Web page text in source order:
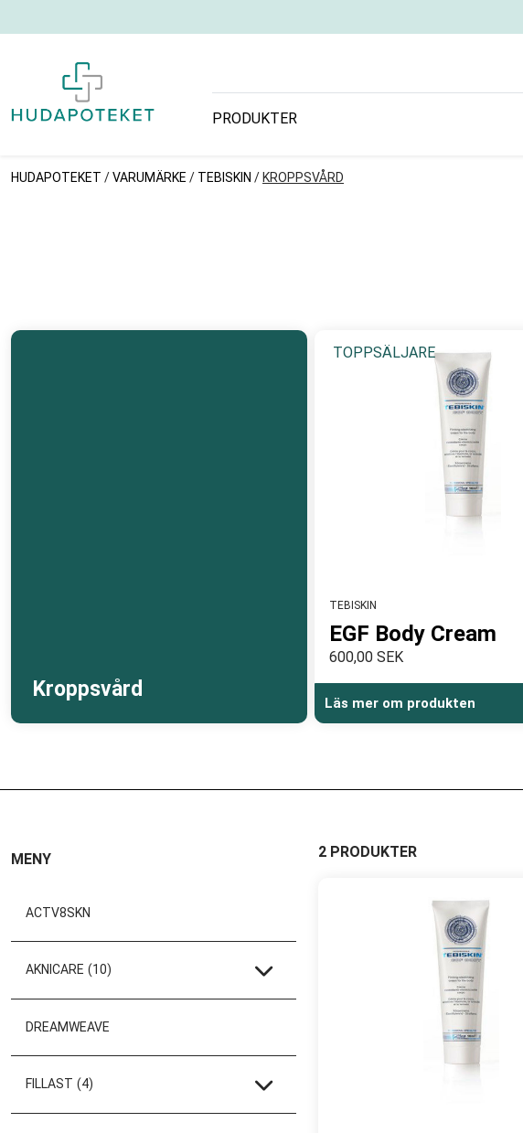
PRODUKTER
HUDAPOTEKET /VARUMÄRKE / TEBISKIN / KROPPSVÅRD
Kroppsvård
TOPPSÄLJARE
TEBISKIN
EGF Body Cream
600,00 SEK
Läs mer om produkten
MENY
ACTV8SKN
AKNICARE (10)
DREAMWEAVE
FILLAST (4)
2 PRODUKTER